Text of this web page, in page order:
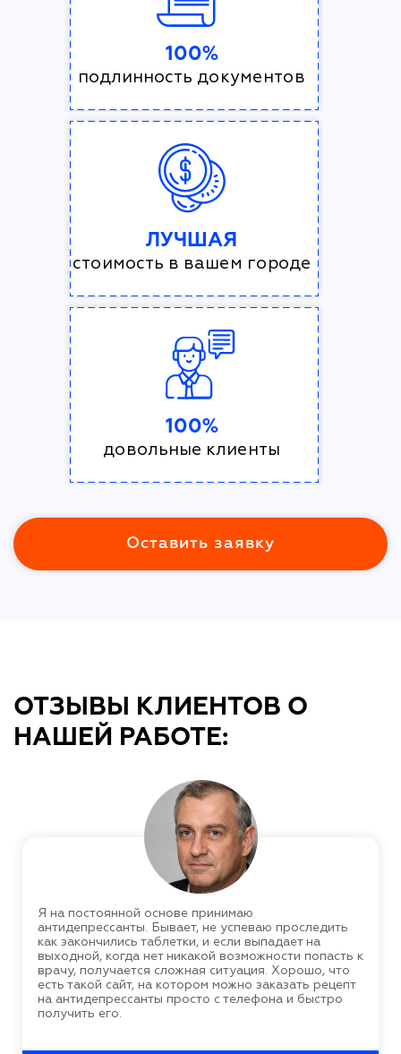
100%
подлинность документов
ЛУЧШАЯ
стоимость в вашем городе
100%
довольные клиенты
Оставить заявку
ОТЗЫВЫ КЛИЕНТОВ О
НАШЕЙ РАБОТЕ:
Я на постоянной основе принимаю
антидепрессанты. Бывает, не успеваю проследить
как закончились таблетки, и если выпадает на
выходной, когда нет никакой возможности попасть к
врачу, получается сложная ситуация. Хорошо, что
есть такой сайт, на котором можно заказать рецепт
на антидепрессанты просто с телефона и быстро
получить его.